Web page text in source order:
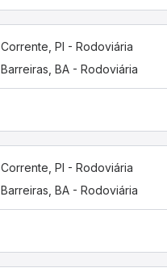
Corrente, PI - Rodoviária
Barreiras, BA - Rodoviária
Corrente, PI - Rodoviária
Barreiras, BA - Rodoviária